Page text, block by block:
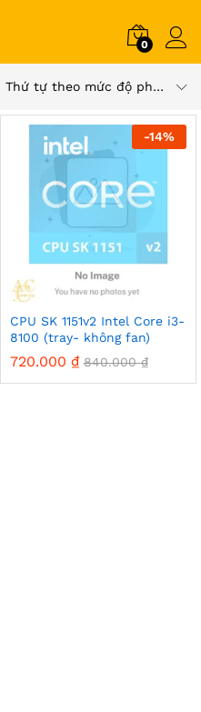
0
Thứ tự theo mức độ phổ biến
-14%
CPU SK 1151v2 Intel Core i3-
8100 (tray- không fan)
720.000 ₫ 840.000₫